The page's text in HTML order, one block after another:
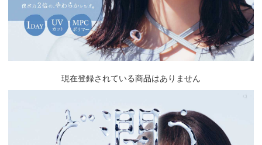
現在登録されている商品はありません